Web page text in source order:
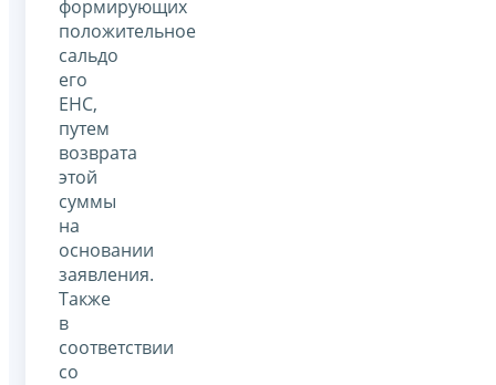
формирующих
положительное
сальдо
его
ЕНС,
путем
возврата
этой
суммы
на
основании
заявления.
Также
в
соответствии
со